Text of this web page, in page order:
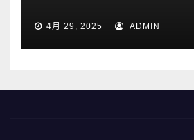
4月 29, 2025 ADMIN